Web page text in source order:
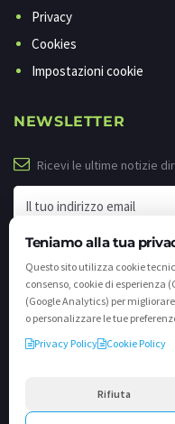
Teniamo alla tua
Questo sito utilizza cookie
consenso, cookie di esperienza
(Google Analytics) per
o personalizzare le tue
Privacy Policy
Cookie Policy
Rifiuta
Privacy
Cookies
Impostazioni cookie
NEWSLETTER
Ricevi le ultime notizie
Darfo Boario Terme (Bs) P.IVA e
cap. soc. €894.900,00 i.v.